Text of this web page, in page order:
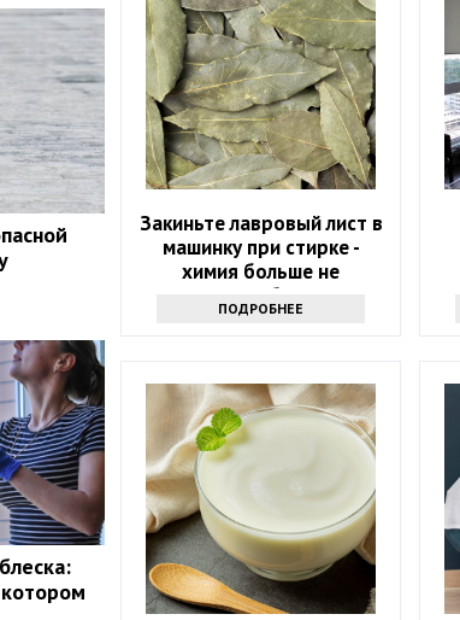
Закиньте лавровый лист в
машинку при стирке -
химия больше не
понадобится
ПОДРОБНЕЕ